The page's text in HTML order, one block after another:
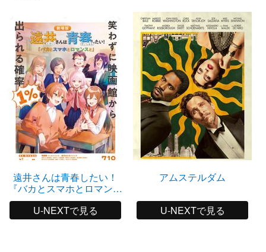
遠井さんは青春したい！
『バカとスマホとロマンス
と』
U-NEXTで見る
アムステルダム
U-NEXTで見る